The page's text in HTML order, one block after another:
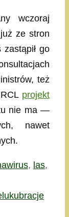
wczoraj
ze stron
zastąpił go
też
projekt
nie ma —
nawet
, las,